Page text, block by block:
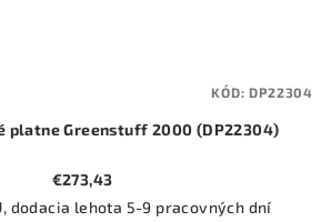
platne Greenstuff 2000 (DP22304)
€273,43
dodacia lehota 5-9 pracovných dní
KÓD:DP22304